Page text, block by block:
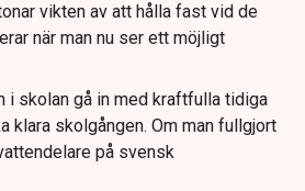
vikten av att hålla fast vid de
när man nu ser ett möjligt
i skolan gå in med kraftfulla tidiga
klara skolgången. Om man fullgjort
på svensk